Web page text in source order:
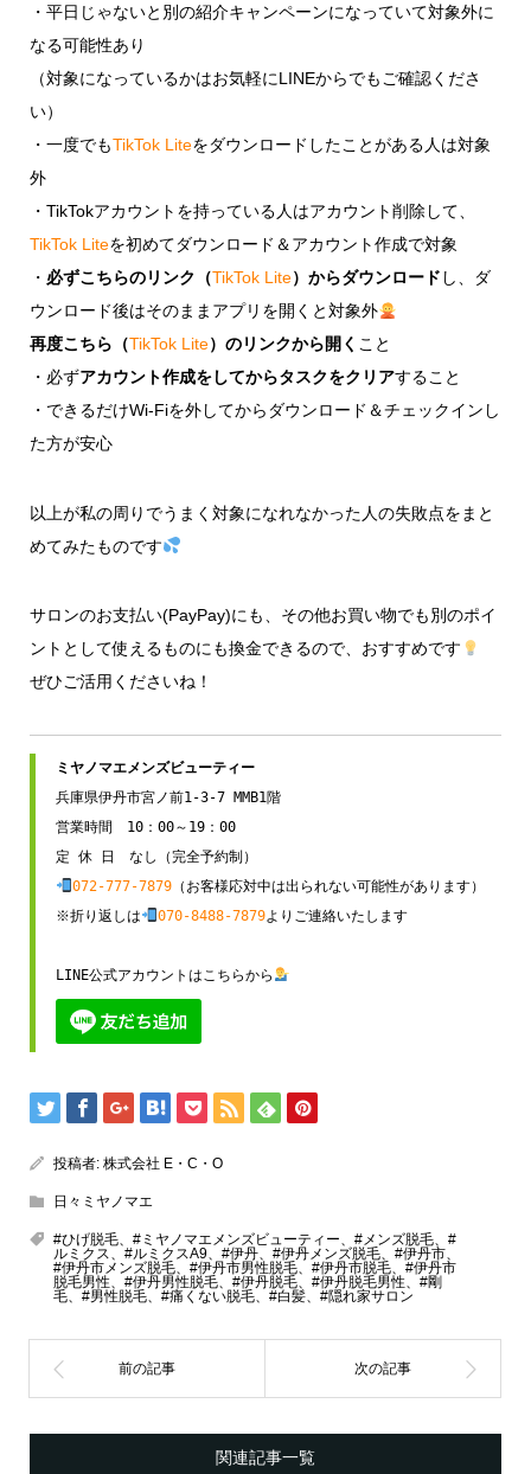
・平日じゃないと別の紹介キャンペーンになっていて対象外に
なる可能性あり
（対象になっているかはお気軽にLINEからでもご確認くださ
い）
・一度でもTikTok Liteをダウンロードしたことがある人は対象
外
・TikTokアカウントを持っている人はアカウント削除して、
TikTok Liteを初めてダウンロード＆アカウント作成で対象
・ 必ずこちらのリンク（TikTok Lite）からダウンロード し、ダ
ウンロード後はそのままアプリを開くと対象外
再度こちら（TikTok Lite）のリンクから開く こと
・必ずアカウント作成をしてからタスクをクリアすること
・できるだけWi-Fiを外してからダウンロード＆チェックインし
た方が安心
以上が私の周りでうまく対象になれなかった人の失敗点をまと
めてみたものです
サロンのお支払い(PayPay)にも、その他お買い物でも別のポイ
ントとして使えるものにも換金できるので、おすすめです
ぜひご活用くださいね！
ミヤノマエメンズビューティー
兵庫県伊丹市宮ノ前1-3-7 MMB1階
営業時間　10：00～19：00
072-777-7879（お客様応対中は出られない可能性があります）
※折り返しは
070-8488-7879よりご連絡いたします
LINE公式アカウントはこちらから
投稿者: 株式会社 E・C・O
日々ミヤノマエ
#ひげ脱毛、#ミヤノマエメンズビューティー、#メンズ脱毛、#
ルミクス、#ルミクスA9、#伊丹、#伊丹メンズ脱毛、#伊丹市、
#伊丹市メンズ脱毛、#伊丹市男性脱毛、#伊丹市脱毛、#伊丹市
脱毛男性、#伊丹男性脱毛、#伊丹脱毛、#伊丹脱毛男性、#剛
毛、#男性脱毛、#痛くない脱毛、#白髪、#隠れ家サロン
関連記事一覧